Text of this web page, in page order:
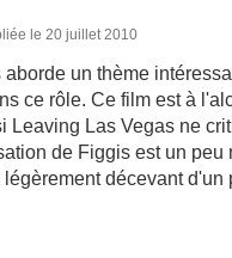
le 20 juillet 2010
aborde un thème
ce rôle. Ce film est à
Leaving Las Vegas ne
de Figgis est un peu
décevant d'un